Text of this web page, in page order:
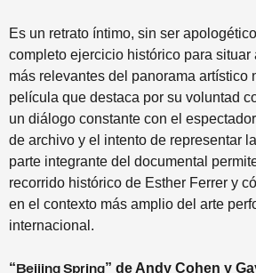
Es un retrato íntimo, sin ser
completo ejercicio histórico para situar
más relevantes del panorama artístico
película que destaca por su voluntad
un diálogo constante con el
de archivo y el intento de representar
parte integrante del documental
recorrido histórico de Esther Ferrer y
en el contexto más amplio del arte
internacional.
“ Beijing Spring” de Andy Cohen y